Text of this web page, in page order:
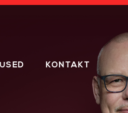
KONTAKT